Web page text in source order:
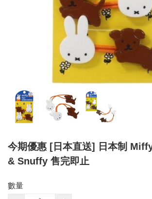
今期優惠 [日本直送] 日本制
& Snuffy 售完即止
數量